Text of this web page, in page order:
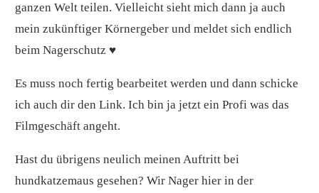
ganzen Welt teilen. Vielleicht sieht mich dann ja auch
mein zukünftiger Körnergeber und meldet sich endlich
beim Nagerschutz ♥
Es muss noch fertig bearbeitet werden und dann schicke
ich auch dir den Link. Ich bin ja jetzt ein Profi was das
Filmgeschäft angeht.
Hast du übrigens neulich meinen Auftritt bei
hundkatzemaus gesehen? Wir Nager hier in der